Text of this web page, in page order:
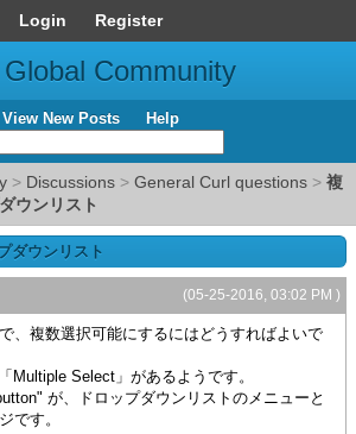
Login Register
Community
View New Posts Help
> Discussions > General Curl questions > 複
ウンリスト
ダウンリスト
(05-25-2016, 03:02 PM )
、複数選択可能にするにはどうすればよいで
Multiple Select」があるようです。
が、ドロップダウンリストのメニューと
です。